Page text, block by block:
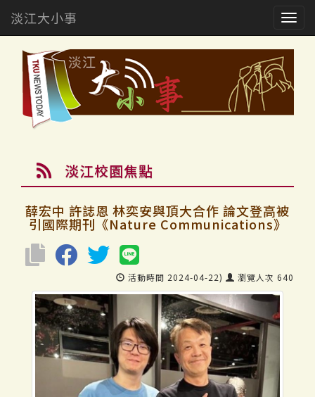
淡江大小事
淡江校園焦點
薛宏中 許誌恩 林奕安與頂大合作 論文登高被
引國際期刊《Nature Communications》
活動時間 2024-04-22) 瀏覽人次 640